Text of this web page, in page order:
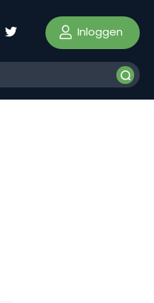
Inloggen